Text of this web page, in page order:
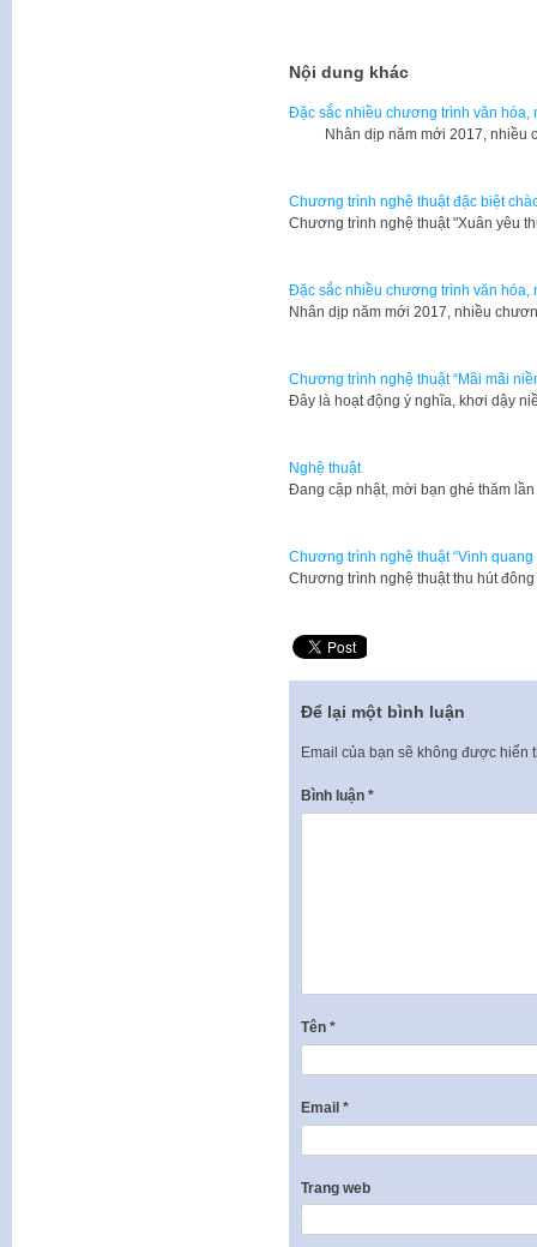
Nội dung khác
Đặc sắc nhiều chương trình văn hóa,
Nhân dịp năm mới 2017, nhiều
Chương trình nghệ thuật đặc biệt
Chương trình nghệ thuật "Xuân yêu
Đặc sắc nhiều chương trình văn hóa,
Nhân dịp năm mới 2017, nhiều
Chương trình nghệ thuật “Mãi mãi
Đây là hoạt động ý nghĩa, khơi dậy
Nghệ thuật
​Đang cập nhật, mời bạn ghé thăm lần
Chương trình nghệ thuật “Vinh quang
Chương trình nghệ thuật thu hút
Để lại một bình luận
Email của bạn sẽ không được hiển
Bình luận *
Tên *
Email *
Trang web